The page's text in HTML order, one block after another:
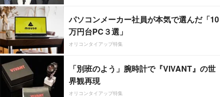
パソコンメーカー社員が本気で選んだ「10
万円台PC３選」
オリコンタイアップ特集
「別班のよう」腕時計で『VIVANT』の世
界観再現
オリコンタイアップ特集